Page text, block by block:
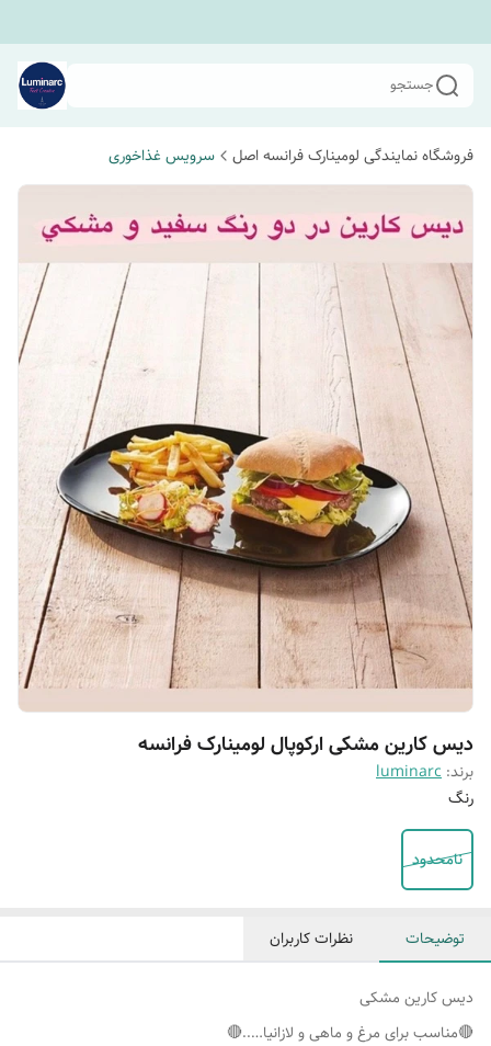
جستجو
فروشگاه نمایندگی لومینارک فرانسه اصل سرویس غذاخوری
دیس کارین مشکی ارکوپال لومینارک فرانسه
برند: luminarc
رنگ
نامحدود
توضیحات نظرات کاربران
دیس کارین مشکی
🔴مناسب برای مرغ و ماهی و لازانیا…..🔴